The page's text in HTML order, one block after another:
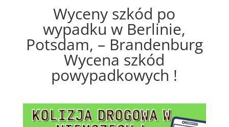
Wyceny szkód po
wypadku w Berlinie,
Potsdam, – Brandenburg
Wycena szkód
powypadkowych !